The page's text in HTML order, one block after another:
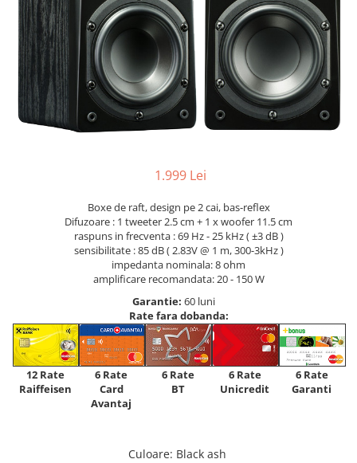
1.999 Lei
Boxe de raft, design pe 2 cai, bas-reflex
Difuzoare : 1 tweeter 2.5 cm + 1 x woofer 11.5 cm
raspuns in frecventa : 69 Hz - 25 kHz ( ±3 dB )
sensibilitate : 85 dB ( 2.83V @ 1 m, 300-3kHz )
impedanta nominala: 8 ohm
amplificare recomandata: 20 - 150 W
Garantie: 60 luni
Rate fara dobanda:
12 Rate
Raiffeisen
6 Rate
Card
Avantaj
6 Rate
BT
6 Rate
Unicredit
6 Rate
Garanti
Culoare: Black ash